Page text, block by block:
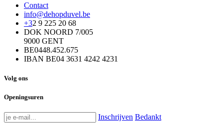
Contact
info@dehopduvel.be
+32 9 225 20 68
DOK NOORD 7/005
9000 GENT
BE0448.452.675
IBAN BE04 3631 4242 4231
Volg ons
Openingsuren
Inschrijven Bedankt